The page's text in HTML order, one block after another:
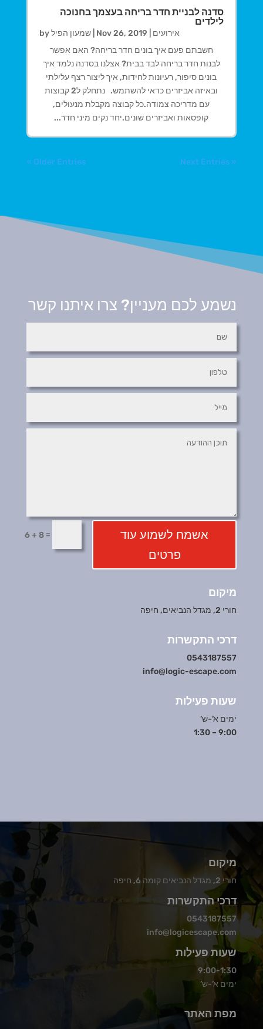
סדנה לבניית חדר בריחה בעצמך בחנוכה
לילדים
byשמעון הפיל| Nov 26, 2019
אירועים
חשבתם פעם איך בונים חדר בריחה? האם אפשר
לבנות חדר בריחה לבד בבית? אצלנו בסדנה נלמד איך
בונים סיפור, רעיונות לחידות, איך ליצור רצף עלילתי
ובאיזה אביזרים כדאי להשתמש. נתחלק ל2 קבוצות
עם מדריכה צמודה.כל קבוצה מקבלת מנעולים,
קופסאות ואביזרים שונים.יחד נקים מיני חדר...
« Older Entries Next Entries »
נשמע לכם מעניין? צרו איתנו קשר
6 + 8 =
אשמח לשמוע עוד
פרטים
מיקום
חורי 2, מגדל הנביאים, חיפה
דרכי התקשרות
0543187557
info@logic-escape.com
שעות פעילות
ימים א’-ש’
9:00 – 1:30
מיקום
חורי 2, מגדל הנביאים קומה 6, חיפה
דרכי התקשרות
0543187557
info@logicescape.com
שעות פעילות
9:00-1:30
ימים א’-ש’
מפת האתר